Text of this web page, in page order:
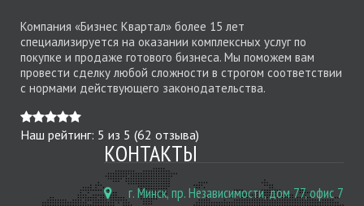
Компания «Бизнес Квартал» более 15 лет
специализируется на оказании комплексных услуг по
покупке и продаже готового бизнеса. Мы поможем вам
провести сделку любой сложности в строгом соответствии
с нормами действующего законодательства.
Наш рейтинг: 5 из 5 (62 отзыва)
КОНТАКТЫ
г. Минск, пр. Независимости, дом 77, офис 7